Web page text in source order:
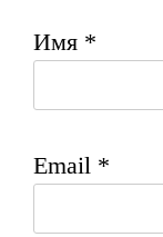
Имя *
Email *